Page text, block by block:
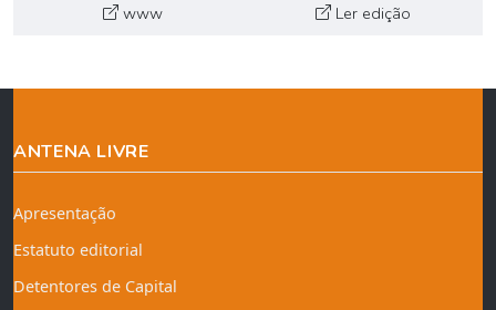
www Ler edição
ANTENA LIVRE
Apresentação
Estatuto editorial
Detentores de Capital